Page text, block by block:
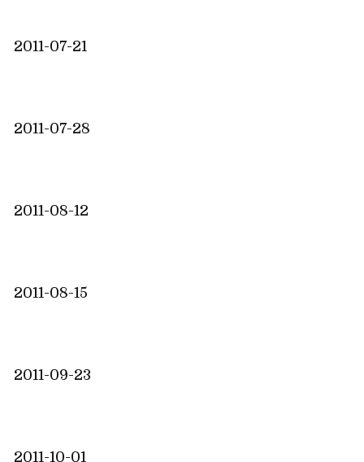
2011-07-21
2011-07-28
2011-08-12
2011-08-15
2011-09-23
2011-10-01